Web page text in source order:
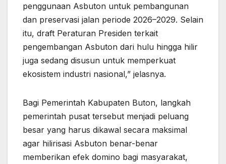
penggunaan Asbuton untuk pembangunan
dan preservasi jalan periode 2026–2029. Selain
itu, draft Peraturan Presiden terkait
pengembangan Asbuton dari hulu hingga hilir
juga sedang disusun untuk memperkuat
ekosistem industri nasional,” jelasnya.
Bagi Pemerintah Kabupaten Buton, langkah
pemerintah pusat tersebut menjadi peluang
besar yang harus dikawal secara maksimal
agar hilirisasi Asbuton benar-benar
memberikan efek domino bagi masyarakat,